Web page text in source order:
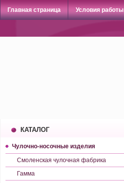
Главная страница Условия работы
КАТАЛОГ
Чулочно-носочные изделия
Смоленская чулочная фабрика
Гамма